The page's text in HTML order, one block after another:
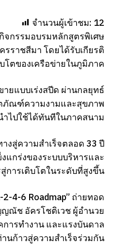
จำนวนผู้เข้าชม: 12
จกรรมอบรมหลักสูตรพิเศษ
รราชสีมา โดยได้รับเกียรติ
โตของเครือข่ายในภูมิภาค
ายแบบเร่งสปีด ผ่านกลยุทธ์
ตภัณฑ์ความงามและสุขภาพ
ไปใช้ได้ทันทีในภาคสนาม
งสู่ความสำเร็จตลอด 33 ปี
แกร่งของระบบบริหารและ
การเติบโตในระดับที่สูงขึ้น
4-6 Roadmap” ถ่ายทอด
ณัช อัครโชติเวช ผู้อำนวย
ารทำงาน และแรงบันดาล
นก้าวสู่ความสำเร็จร่วมกัน